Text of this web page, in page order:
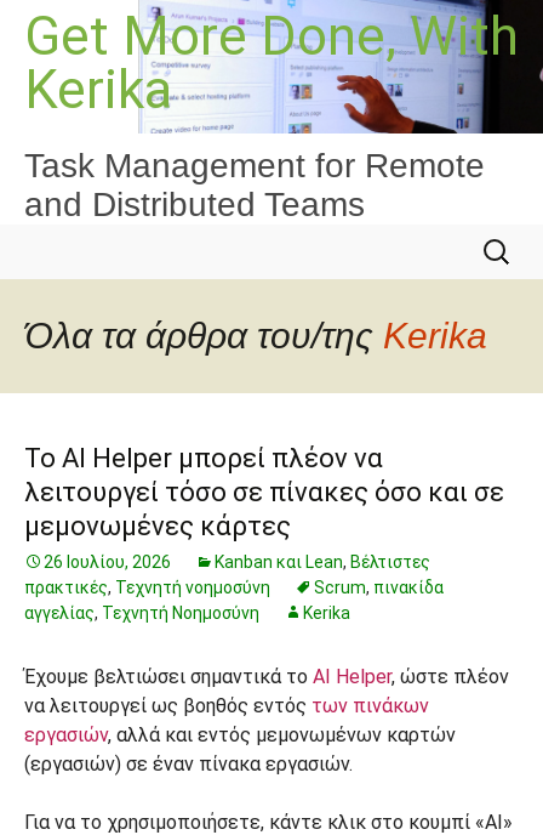
Μετάβαση
περιεχόμενο
Get More Done, With
Kerika
Task Management for Remote
and Distributed Teams
για:
Όλα τα άρθρα του/της Kerika
Το AI Helper μπορεί πλέον να
λειτουργεί τόσο σε πίνακες όσο και σε
μεμονωμένες κάρτες
26 Ιουλίου, 2026 Kanban και Lean, Βέλτιστες
πρακτικές, Τεχνητή νοημοσύνη Scrum, πινακίδα
αγγελίας, Τεχνητή Νοημοσύνη Kerika
Έχουμε βελτιώσει σημαντικά το AI Helper, ώστε πλέον
να λειτουργεί ως βοηθός εντός των πινάκων
εργασιών, αλλά και εντός μεμονωμένων καρτών
(εργασιών) σε έναν πίνακα εργασιών.
Για να το χρησιμοποιήσετε, κάντε κλικ στο κουμπί «AI»